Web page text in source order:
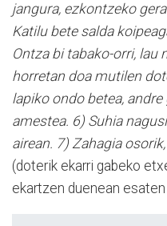
jangura, ezkontzeko
Katilu bete salda
Ontza bi tabako-orri, lau
horretan doa mutilen
lapiko ondo betea,
amestea. 6) Suhia
airean. 7) Zahagia
(doterik ekarri gabeko
ekartzen duenean